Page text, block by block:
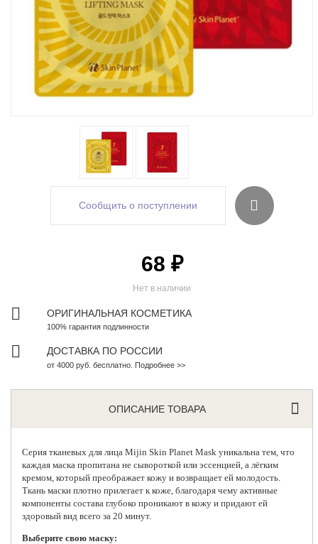
Сообщить о поступлении
Нет в наличии
68 ₽
ОРИГИНАЛЬНАЯ КОСМЕТИКА
100% гарантия подлинности
ДОСТАВКА ПО РОССИИ
от 4000 руб. бесплатно. Подробнее >>
ОПИСАНИЕ ТОВАРА
Серия тканевых для лица Mijin Skin Planet Mask уникальна тем, что
каждая маска пропитана не сывороткой или эссенцией, а лёгким
кремом, который преображает кожу и возвращает ей молодость.
Ткань маски плотно прилегает к коже, благодаря чему активные
компоненты состава глубоко проникают в кожу и придают ей
здоровый вид всего за 20 минут.
Выберите свою маску: